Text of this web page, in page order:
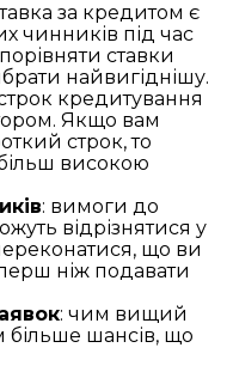
за кредитом є
чинників під час
ставки
найвигіднішу.
кредитування
Якщо вам
строк, то
високою
: вимоги до
відрізнятися у
що ви
ніж подавати
: чим вищий
більше шансів, що